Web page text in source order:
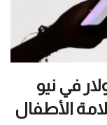
مليون دولار في نيو
الأطفال